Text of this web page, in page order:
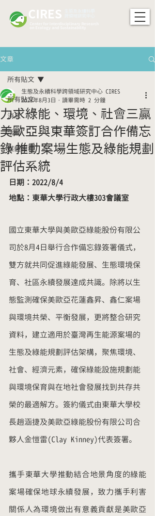
CIRES
文章
所有貼文
消息
活動
媒體報導
所有貼文
力求綠能、環境、社會三贏
美歐亞與東華簽訂合作備忘
錄 推動案場生態及綠能規劃
評估系統
生態及永續科學跨領域研究中心 CIRES
2022年8月3日
讀畢需時 2 分鐘
日期：2022/8/4
地點：東華大學行政大樓303會議室
國立東華大學與美歐亞綠能股份有限公
司於8月4日舉行合作備忘錄簽署儀式，
雙方就共同促進綠能發展、生態環境保
育、社區永續發展達成共識。除將以生
態監測確保美歐亞花蓮鑫昇、鑫仁案場
與環境共榮、平衡發展，更將整合研究
資料，建立適用於臺灣再生能源案場的
生態及綠能規劃評估架構，聚焦環境、
社會、經濟元素，確保綠能設施規劃能
與環境保育與在地社會發展找到共存共
榮的最適解方。簽約儀式由東華大學校
長趙涵捷及美歐亞綠能股份有限公司合
夥人金愷雷(Clay Kinney)代表簽署。
攜手東華大學推動結合地景角度的綠能
案場確保地球永續發展，致力攜手利害
關係人為環境做出有意義貢獻是美歐亞